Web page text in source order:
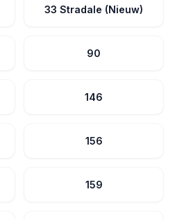
33 Stradale (Nieuw)
90
146
156
159